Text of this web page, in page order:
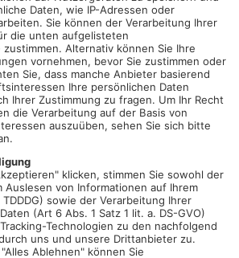
Handball-Zweitligist TV
Sekunde am Freitagabend den
Dormagen erzielen können. Die
sich 28:28 Unentschieden. Nach dem
TVG in der kommenden Woche gegen
Die Wällschter bewegen sich
Mittelfeld auf Platz 12.
ANZEIGE